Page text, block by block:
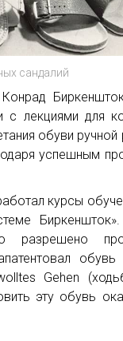
сандалий
с лекциями для
обуви
успешным
курсы
разрешено
обувь
Gehen
эту обувь